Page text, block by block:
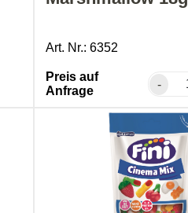
Art. Nr.: 6352
Preis auf
Anfrage
-